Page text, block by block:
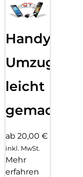
Handy
Umzug
leicht
gemacht!
ab 20,00 €
inkl. MwSt.
Mehr
erfahren